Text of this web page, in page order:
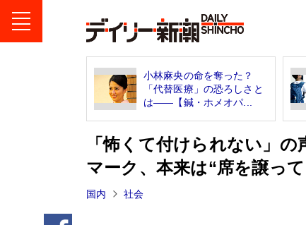
小林麻央の命を奪った？
「代替医療」の恐ろしさと
は――【鍼・ホメオパ...
「怖くて付けられない」
マーク、本来は“席を譲っ
国内 社会